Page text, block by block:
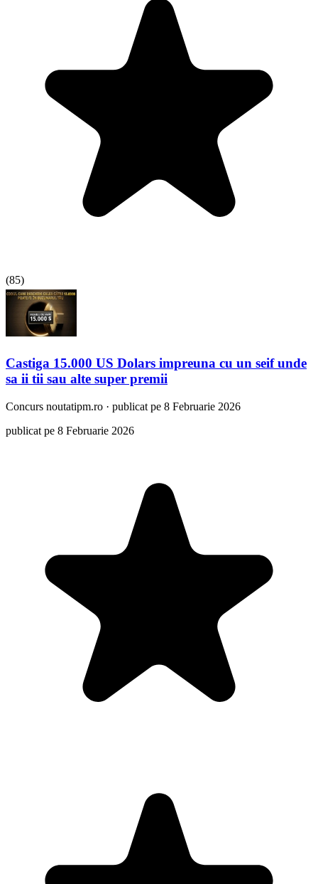
(85)
Castiga 15.000 US Dolars impreuna cu un seif unde
sa ii tii sau alte super premii
Concurs noutatipm.ro · publicat pe 8 Februarie 2026
publicat pe 8 Februarie 2026